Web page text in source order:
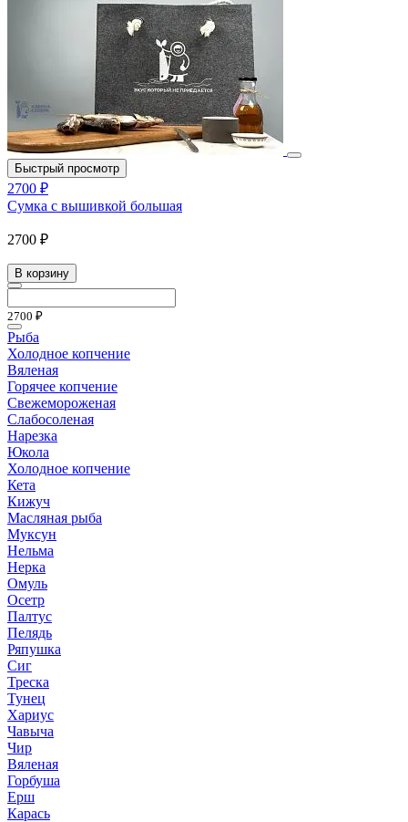
Быстрый просмотр
2700 ₽
Сумка с вышивкой большая
2700 ₽
В корзину
2700 ₽
Рыба
Холодное копчение
Вяленая
Горячее копчение
Свежемороженая
Слабосоленая
Нарезка
Юкола
Холодное копчение
Кета
Кижуч
Масляная рыба
Муксун
Нельма
Нерка
Омуль
Осетр
Палтус
Пелядь
Ряпушка
Сиг
Треска
Тунец
Хариус
Чавыча
Чир
Вяленая
Горбуша
Ерш
Карась